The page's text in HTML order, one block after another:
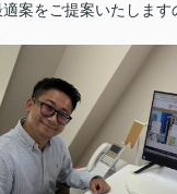
案をご提案いたしま